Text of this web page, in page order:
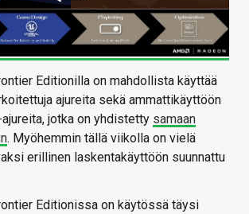
Editionilla on mahdollista käyttää
ajureita sekä ammattikäyttöön
jotka on yhdistetty samaan
. Myöhemmin tällä viikolla on vielä
erillinen laskentakäyttöön suunnattu
Editionissa on käytössä täysi